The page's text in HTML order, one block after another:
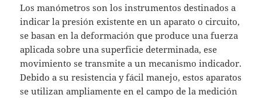
Los manómetros son los instrumentos destinados a
indicar la presión existente en un aparato o circuito,
se basan en la deformación que produce una fuerza
aplicada sobre una superficie determinada, ese
movimiento se transmite a un mecanismo indicador.
Debido a su resistencia y fácil manejo, estos aparatos
se utilizan ampliamente en el campo de la medición